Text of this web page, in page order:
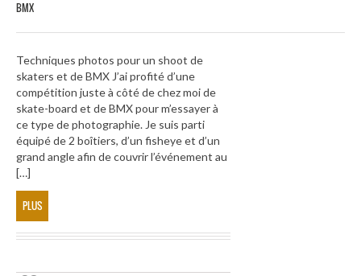
BMX
Techniques photos pour un shoot de
skaters et de BMX J’ai profité d’une
compétition juste à côté de chez moi de
skate-board et de BMX pour m’essayer à
ce type de photographie. Je suis parti
équipé de 2 boîtiers, d’un fisheye et d’un
grand angle afin de couvrir l’événement au
[…]
PLUS